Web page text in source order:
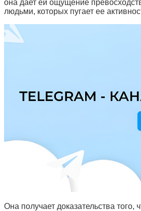
она дает ей ощущение
людьми, которых пугает ее
Она получает доказательства того,